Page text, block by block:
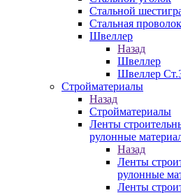
Стальной
Стальная
Швеллер
Назад
Швеллер
Швеллер
Стройматериалы
Назад
Стройматериалы
Ленты
рулонные
Назад
Ленты
рулонные
Ленты